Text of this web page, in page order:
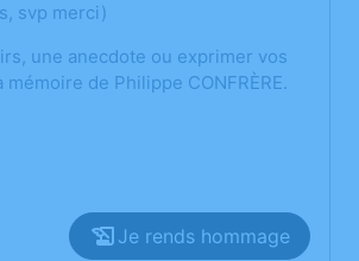
svp merci)
une anecdote ou exprimer vos
de Philippe CONFRÈRE.
Je rends hommage